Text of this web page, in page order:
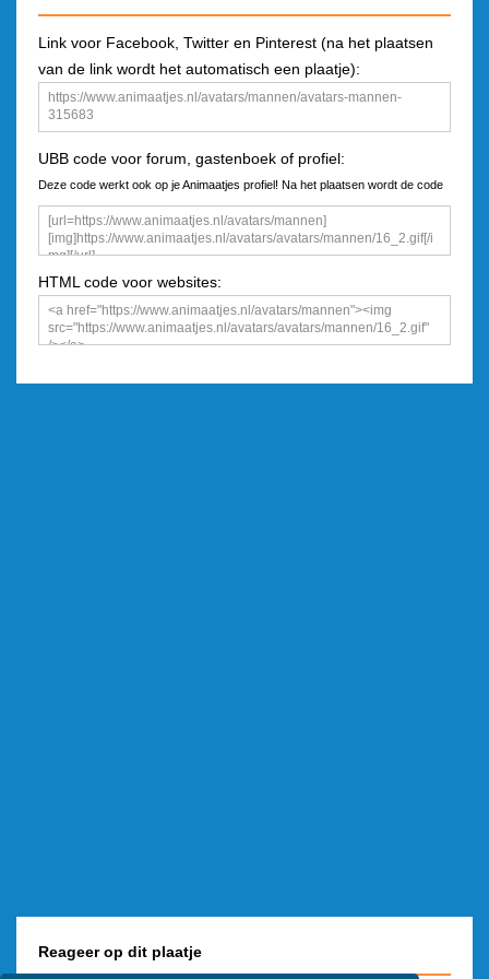
Link voor Facebook, Twitter en Pinterest (na het plaatsen
van de link wordt het automatisch een plaatje):
UBB code voor forum, gastenboek of profiel:
Deze code werkt ook op je Animaatjes profiel! Na het plaatsen wordt de code
een plaatje
HTML code voor websites:
Reageer op dit plaatje